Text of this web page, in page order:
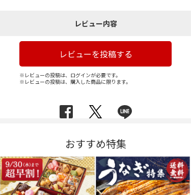
レビュー内容
レビューを投稿する
※レビューの投稿は、ログインが必要です。
※レビューの投稿は、購入した商品に限ります。
おすすめ特集